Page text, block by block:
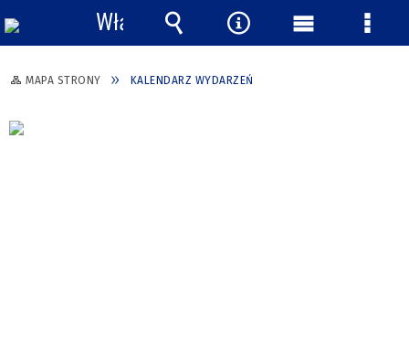
MAPA STRONY KALENDARZ WYDARZEŃ
Włącz
powiadomienia
Wyszukiwarka
Narzędzia
Menu Menu